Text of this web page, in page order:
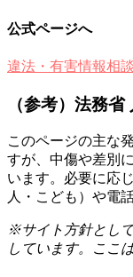
公式ページへ
違法・有害情報相
（参考）法務省
このページの主な
すが、中傷や差別
います。必要に応
人・こども）や電
※サイト方針とし
しています。ここ